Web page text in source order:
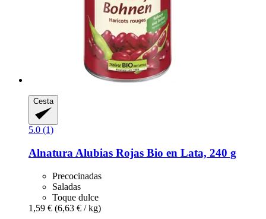
Cesta
5.0 (1)
Alnatura Alubias Rojas Bio en Lata, 240 g
Precocinadas
Saladas
Toque dulce
1,59 € (6,63 € / kg)